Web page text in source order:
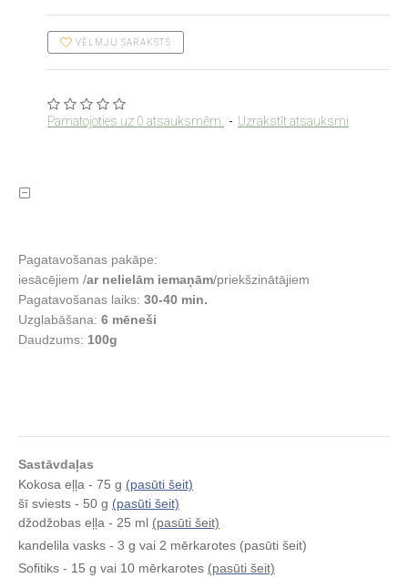
Pamatojoties uz 0 atsauksmēm. - Uzrakstīt atsauksmi
VĒLMJU SARAKSTS
Pagatavošanas pakāpe:
iesācējiem /ar nelielām iemaņām/priekšzinātājiem
Pagatavošanas laiks: 30-40 min.
Uzglabāšana: 6 mēneši
Daudzums: 100g
Sastāvdaļas
Kokosa eļļa - 75 g (pasūti šeit)
šī sviests - 50 g (pasūti šeit)
džodžobas eļļa - 25 ml (pasūti šeit)
kandelila vasks - 3 g vai 2 mērkarotes (pasūti šeit)
Sofitiks - 15 g vai 10 mērkarotes (pasūti šeit)